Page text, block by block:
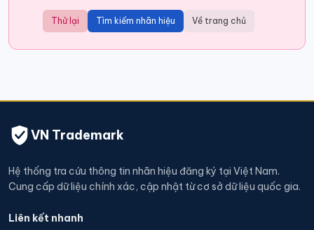
Thử lại Tìm kiếm nhãn hiệu Về trang chủ
VN Trademark
Hệ thống tra cứu thông tin nhãn hiệu đăng ký tại Việt Nam.
Cung cấp dữ liệu chính xác, cập nhật từ cơ sở dữ liệu quốc gia.
Liên kết nhanh